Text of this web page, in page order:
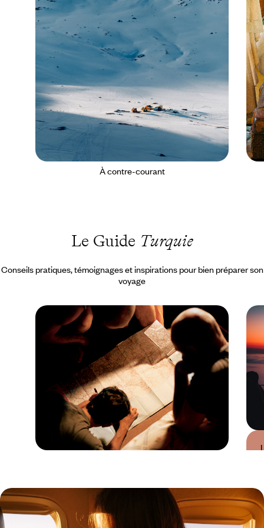
À contre-courant
Le Guide Turquie
Conseils pratiques, témoignages et inspirations pour bien préparer son
voyage
Quand partir en
Turquie ?